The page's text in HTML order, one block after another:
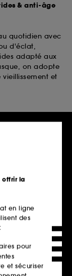
& anti-âge
quotidien avec
d'éclat,
adapté aux
on adopte
et
offrir la
en ligne
des
pour
et sécuriser